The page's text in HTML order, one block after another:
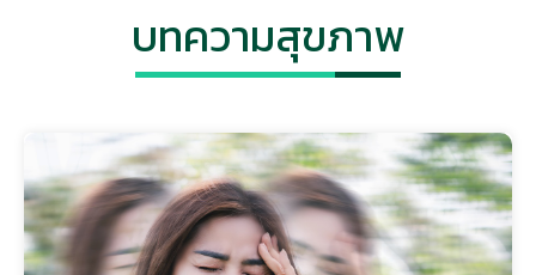
บทความสุขภาพ